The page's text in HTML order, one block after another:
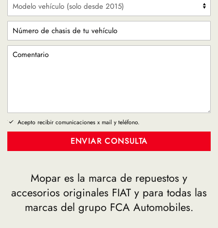
Acepto recibir comunicaciones x mail y teléfono.
Mopar es la marca de repuestos y
accesorios originales FIAT y para todas las
marcas del grupo FCA Automobiles.